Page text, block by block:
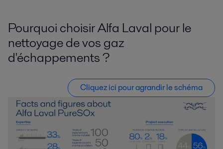
Pourquoi choisir Alfa Laval pour le
nettoyage de vos gaz
d'échappements ?
Cliquez ici pour agrandir le schéma